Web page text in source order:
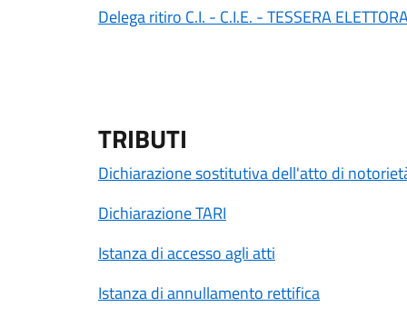
Delega ritiro C.I. - C.I.E. - TESSERA
TRIBUTI
Dichiarazione sostitutiva dell'atto di
Dichiarazione TARI
Istanza di accesso agli atti
Istanza di annullamento rettifica